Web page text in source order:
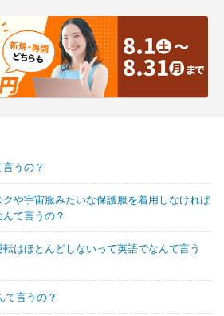
うの？
や宇宙服みたいな保護服を着用しなければ
て言うの？
はほとんどしないって英語でなんて言う
て言うの？